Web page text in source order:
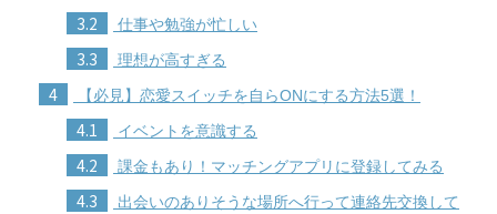
3.2 仕事や勉強が忙しい
3.3 理想が高すぎる
4 【必見】恋愛スイッチを自らONにする方法5選！
4.1 イベントを意識する
4.2 課金もあり！マッチングアプリに登録してみる
4.3
出会いのありそうな場所へ行って連絡先交換して